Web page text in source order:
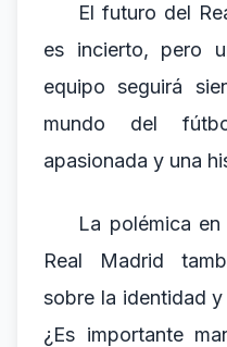
El futuro del
es incierto, pero
equipo seguirá
mundo del
apasionada y una
La polémica
Real Madrid
sobre la identidad
¿Es importante